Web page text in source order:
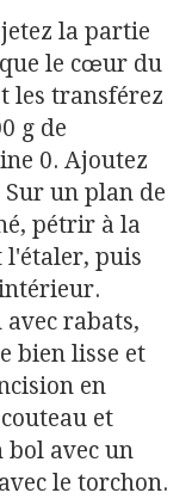
la partie
le cœur du
les transférez
g de
0. Ajoutez
Sur un plan de
pétrir à la
l'étaler, puis
avec rabats,
bien lisse et
en
et
bol avec un
le torchon.